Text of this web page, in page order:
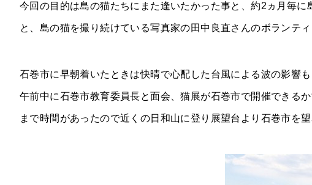
今回の目的は島の猫たちにまた逢いたかった事と、約2ヵ月毎
と、島の猫を撮り続けている写真家の田中良直さんのボランテ
石巻市に早朝着いたときは快晴で心配した台風による波の影響
午前中に石巻市教育委員長と面会、猫展が石巻市で開催できる
まで時間があったので近くの日和山に登り展望台より石巻市を望